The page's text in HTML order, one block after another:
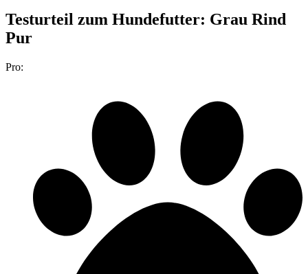
Testurteil zum Hundefutter: Grau Rind
Pur
Pro: